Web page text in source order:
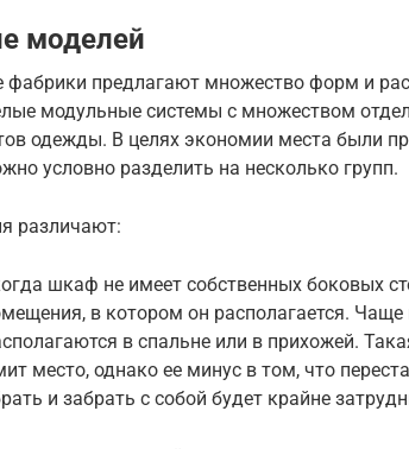
моделей
фабрики предлагают множество форм и
модульные системы с множеством
одежды. В целях экономии места были
условно разделить на несколько групп.
различают:
шкаф не имеет собственных боковых
в котором он располагается. Чаще
в спальне или в прихожей.
место, однако ее минус в том, что
и забрать с собой будет крайне